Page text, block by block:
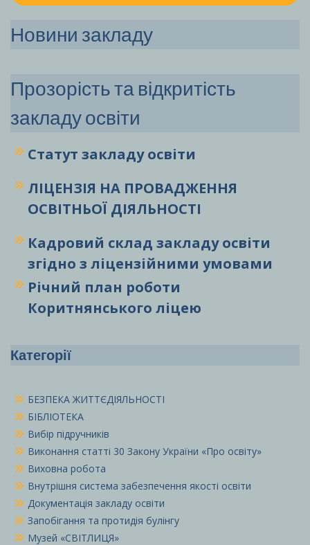
Новини закладу
Прозорість та відкритість
закладу освіти
Статут закладу освіти
ЛІЦЕНЗІЯ НА ПРОВАДЖЕННЯ
ОСВІТНЬОЇ ДІЯЛЬНОСТІ
Кадровий склад закладу освіти
згідно з ліцензійними умовами
Річний план роботи
Коритнянського ліцею
Категорії
БЕЗПЕКА ЖИТТЄДІЯЛЬНОСТІ
БІБЛІОТЕКА
Вибір підручників
Виконання статті 30 Закону України «Про освіту»
Виховна робота
Внутрішня система забезпечення якості освіти
Документація закладу освіти
Запобігання та протидія булінгу
Музей «СВІТЛИЦЯ»